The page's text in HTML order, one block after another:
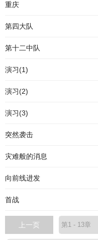
重庆
第四大队
第十二中队
演习(1)
演习(2)
演习(3)
突然袭击
灾难般的消息
向前线进发
首战
上一页